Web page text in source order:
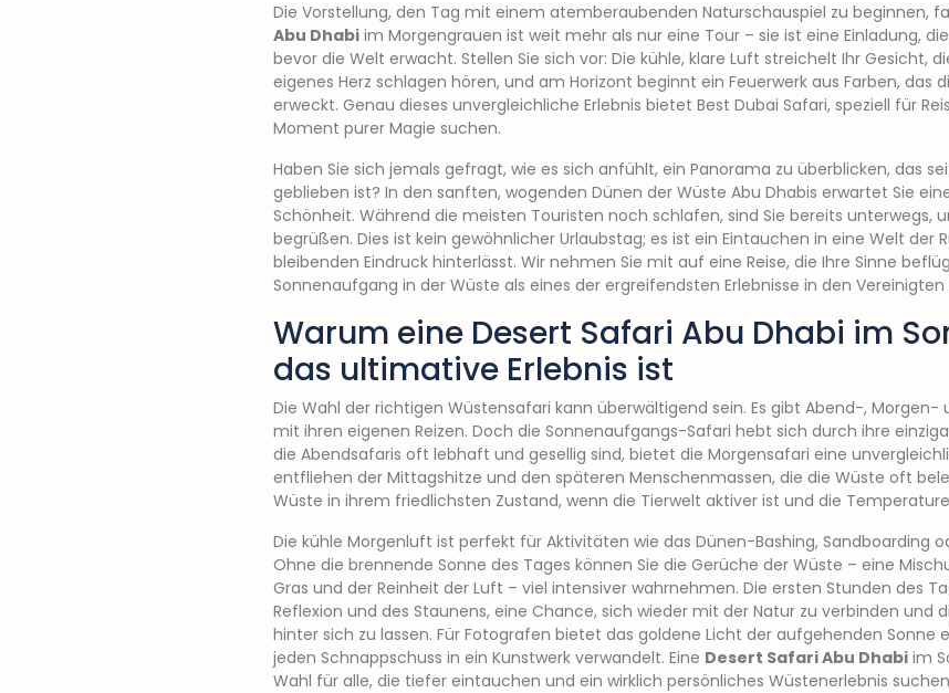
Die Vorstellung, den Tag mit einem atemberaubenden Naturschauspiel zu beginnen,
Abu Dhabi im Morgengrauen ist weit mehr als nur eine Tour – sie ist eine Einladung,
bevor die Welt erwacht. Stellen Sie sich vor: Die kühle, klare Luft streichelt Ihr Gesicht,
eigenes Herz schlagen hören, und am Horizont beginnt ein Feuerwerk aus Farben, das
erweckt. Genau dieses unvergleichliche Erlebnis bietet Best Dubai Safari, speziell für
Moment purer Magie suchen.
Haben Sie sich jemals gefragt, wie es sich anfühlt, ein Panorama zu überblicken, das
geblieben ist? In den sanften, wogenden Dünen der Wüste Abu Dhabis erwartet Sie
Schönheit. Während die meisten Touristen noch schlafen, sind Sie bereits unterwegs,
begrüßen. Dies ist kein gewöhnlicher Urlaubstag; es ist ein Eintauchen in eine Welt der
bleibenden Eindruck hinterlässt. Wir nehmen Sie mit auf eine Reise, die Ihre Sinne
Sonnenaufgang in der Wüste als eines der ergreifendsten Erlebnisse in den
Warum eine Desert Safari Abu Dhabi im
das ultimative Erlebnis ist
Die Wahl der richtigen Wüstensafari kann überwältigend sein. Es gibt Abend-,
mit ihren eigenen Reizen. Doch die Sonnenaufgangs-Safari hebt sich durch ihre
die Abendsafaris oft lebhaft und gesellig sind, bietet die Morgensafari eine
entfliehen der Mittagshitze und den späteren Menschenmassen, die die Wüste oft
Wüste in ihrem friedlichsten Zustand, wenn die Tierwelt aktiver ist und die
Die kühle Morgenluft ist perfekt für Aktivitäten wie das Dünen-Bashing, Sandboarding
Ohne die brennende Sonne des Tages können Sie die Gerüche der Wüste – eine
Gras und der Reinheit der Luft – viel intensiver wahrnehmen. Die ersten Stunden des
Reflexion und des Staunens, eine Chance, sich wieder mit der Natur zu verbinden und
hinter sich zu lassen. Für Fotografen bietet das goldene Licht der aufgehenden Sonne
jeden Schnappschuss in ein Kunstwerk verwandelt. Eine Desert Safari Abu Dhabi im
Wahl für alle, die tiefer eintauchen und ein wirklich persönliches Wüstenerlebnis